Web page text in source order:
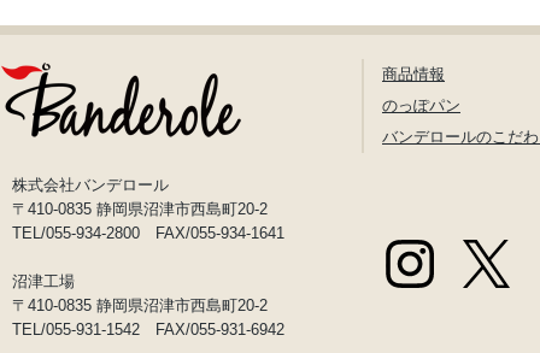
株式会社バンデロール
〒410-0835 静岡県沼津市西島町20-2
TEL/055-934-2800 FAX/055-934-1641
沼津工場
〒410-0835 静岡県沼津市西島町20-2
TEL/055-931-1542 FAX/055-931-6942
商品情報
のっぽパン
バンデロールのこだ